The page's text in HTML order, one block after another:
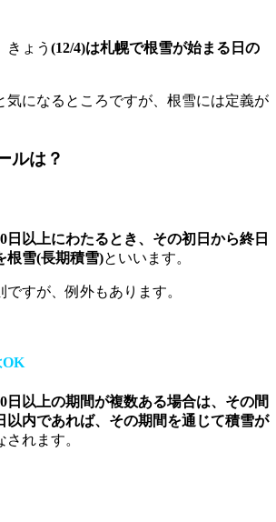
きょう (12/4)は札幌で根雪が始まる日の
気になるところですが、根雪には定義が
ルは？
日以上にわたるとき、その初日から終日
根雪(長期積雪)といいます。
すが、例外もあります。
OK
日以上の期間が複数ある場合は、その間
以内であれば、その期間を通じて積雪が
されます。